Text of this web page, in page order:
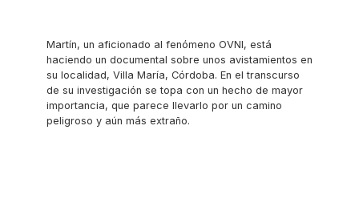
Martín, un aficionado al fenómeno OVNI, está
haciendo un documental sobre unos avistamientos en
su localidad, Villa María, Córdoba. En el transcurso
de su investigación se topa con un hecho de mayor
importancia, que parece llevarlo por un camino
peligroso y aún más extraño.